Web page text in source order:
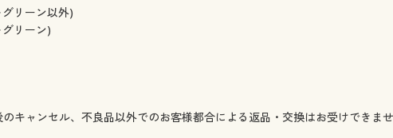
グリーン以外)
グリーン)
キャンセル、不良品以外でのお客様都合による返品・交換はお受けできませ